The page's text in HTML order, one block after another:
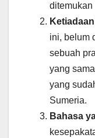
ditemukan
ini, belum
sebuah
yang
yang
Sumeria.
Bahasa